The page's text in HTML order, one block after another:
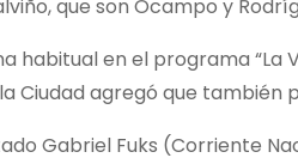
que son Ocampo y
habitual en el programa
Ciudad agregó que también
Gabriel Fuks (Corriente